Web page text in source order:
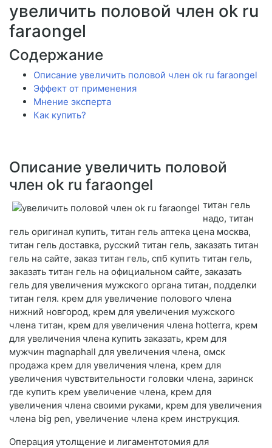
увеличить половой член ok ru
faraongel
Содержание
Описание увеличить половой член ok ru faraongel
Эффект от применения
Мнение эксперта
Как купить?
Описание увеличить половой
член ok ru faraongel
титан гель
надо, титан
гель оригинал купить, титан гель аптека цена москва,
титан гель доставка, русский титан гель, заказать титан
гель на сайте, заказ титан гель, спб купить титан гель,
заказать титан гель на официальном сайте, заказать
гель для увеличения мужского органа титан, подделки
титан геля. крем для увеличение полового члена
нижний новгород, крем для увеличения мужского
члена титан, крем для увеличения члена hotterra, крем
для увеличения члена купить заказать, крем для
мужчин magnaphall для увеличения члена, омск
продажа крем для увеличения члена, крем для
увеличения чувствительности головки члена, заринск
где купить крем увеличение члена, крем для
увеличения члена своими руками, крем для увеличения
члена big pen, увеличение члена крем инструкция.
Операция утолщение и лигаментотомия для